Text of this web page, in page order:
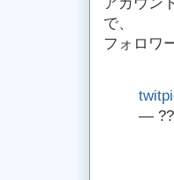
で、
フォロワ
—